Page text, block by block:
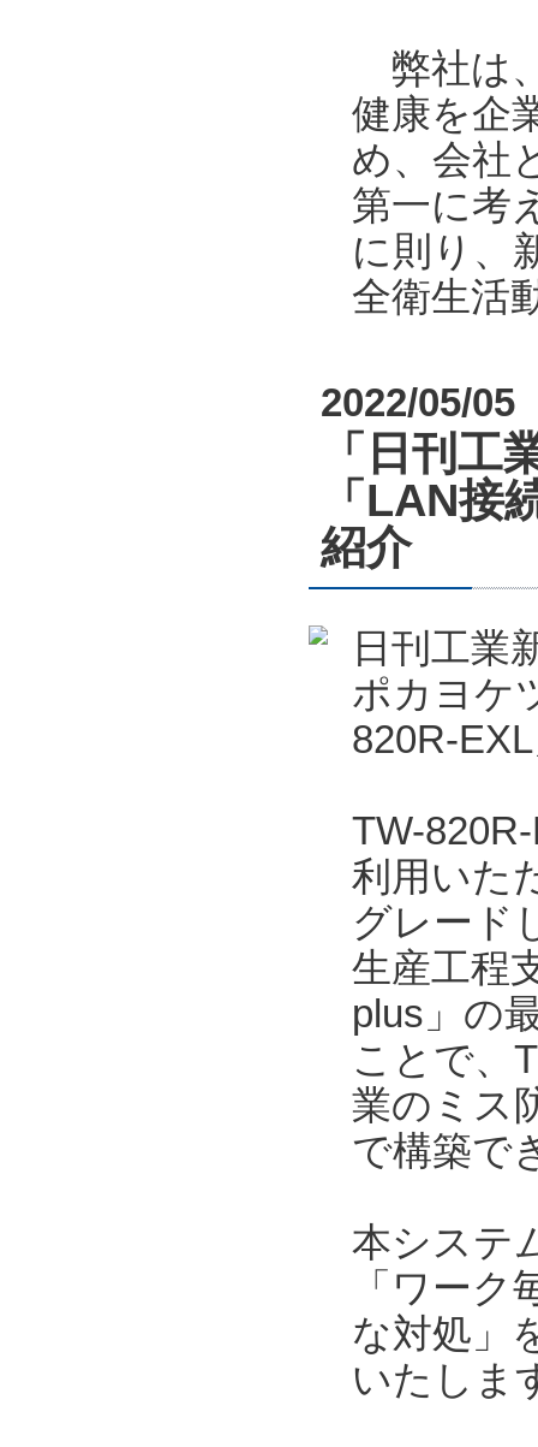
弊社は
健康を企
め、会社
第一に考
に則り、
全衛生活
2022/05/05
「日刊工
「LAN
紹介
日刊工業
ポカヨケ
820R-
TW-
利用いた
グレード
生産工程
plus」の
ことで、
業のミス
で構築で
本システ
「ワー
な対処」
いたしま